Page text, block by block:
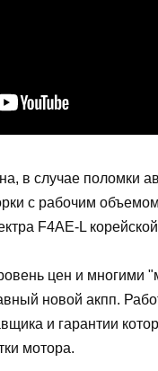
в случае поломки
с рабочим
F4AE-L
цен и многими
новой акпп.
и гарантии
мотора.